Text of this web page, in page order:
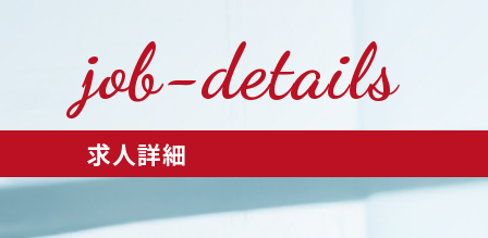
job-details
求人詳細